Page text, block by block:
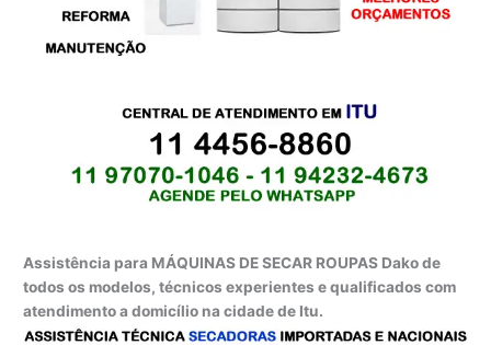
Assistência para MÁQUINAS DE SECAR ROUPAS Dako de
todos os modelos, técnicos experientes e qualificados com
atendimento a domicílio na cidade de Itu.